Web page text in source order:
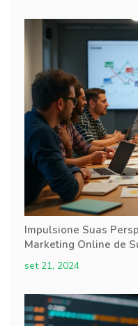
Impulsione Suas
Marketing Online de
set 21, 2024